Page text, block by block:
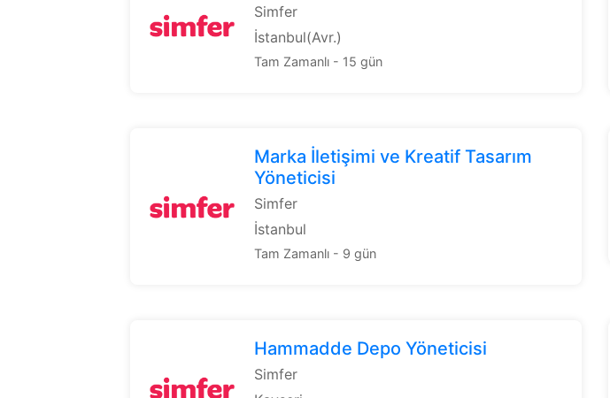
Simfer
İstanbul(Avr.)
Tam Zamanlı - 15 gün
Marka İletişimi ve Kreatif Tasarım
Yöneticisi
Simfer
İstanbul
Tam Zamanlı - 9 gün
Hammadde Depo Yöneticisi
Simfer